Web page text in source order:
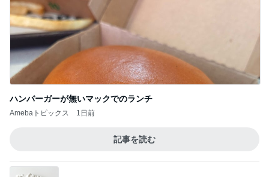
ハンバーガーが無いマックでのランチ
Amebaトピックス 1日前
記事を読む